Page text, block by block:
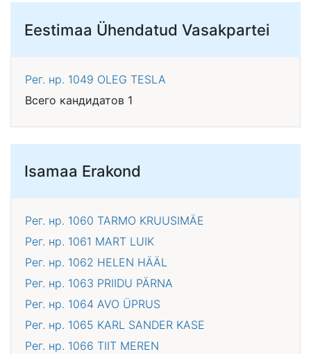
Eestimaa Ühendatud Vasakpartei
Рег. нр. 1049 OLEG TESLA
Всего кандидатов 1
Isamaa Erakond
Рег. нр. 1060 TARMO KRUUSIMÄE
Рег. нр. 1061 MART LUIK
Рег. нр. 1062 HELEN HÄÄL
Рег. нр. 1063 PRIIDU PÄRNA
Рег. нр. 1064 AVO ÜPRUS
Рег. нр. 1065 KARL SANDER KASE
Рег. нр. 1066 TIIT MEREN